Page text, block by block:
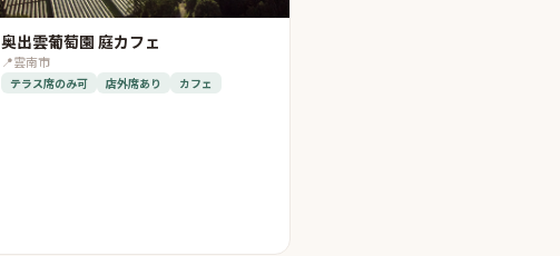
奥出雲葡萄園 庭カフェ
📍雲南市
テラス席のみ可 店外席あり カフェ